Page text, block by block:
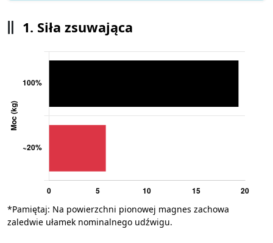
1. Siła zsuwająca
*Pamiętaj: Na powierzchni pionowej magnes zachowa
zaledwie ułamek nominalnego udźwigu.